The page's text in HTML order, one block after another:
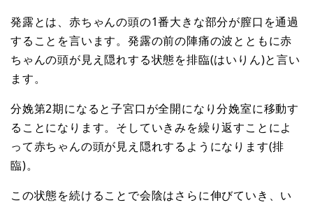
発露とは、赤ちゃんの頭の1番大きな部分が膣口を通過
することを言います。発露の前の陣痛の波とともに赤
ちゃんの頭が見え隠れする状態を排臨(はいりん)と言い
ます。
分娩第2期になると子宮口が全開になり分娩室に移動す
ることになります。そしていきみを繰り返すことによ
って赤ちゃんの頭が見え隠れするようになります(排
臨)。
この状態を続けることで会陰はさらに伸びていき、い